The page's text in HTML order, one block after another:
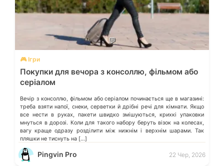
💬
🎮 Ігри
Покупки для вечора з консоллю, фільмом або
серіалом
Вечір з консоллю, фільмом або серіалом починається ще в магазині:
треба взяти напої, снеки, серветки й дрібні речі для кімнати. Якщо
все нести в руках, пакети швидко змішуються, крихкі упаковки
мнуться в дорозі. Коли для такого набору беруть візок на колесах,
вагу краще одразу розділити між нижнім і верхнім шарами. Так
пляшки не тиснуть на […]
Pingvin Pro 22 Чер, 2026